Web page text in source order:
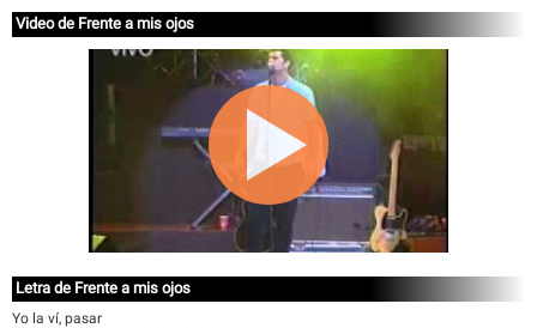
Video de Frente a mis ojos
Letra de Frente a mis ojos
Yo la ví, pasar